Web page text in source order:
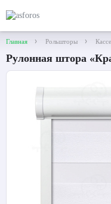
Главная Рольшторы
Рулонная штора